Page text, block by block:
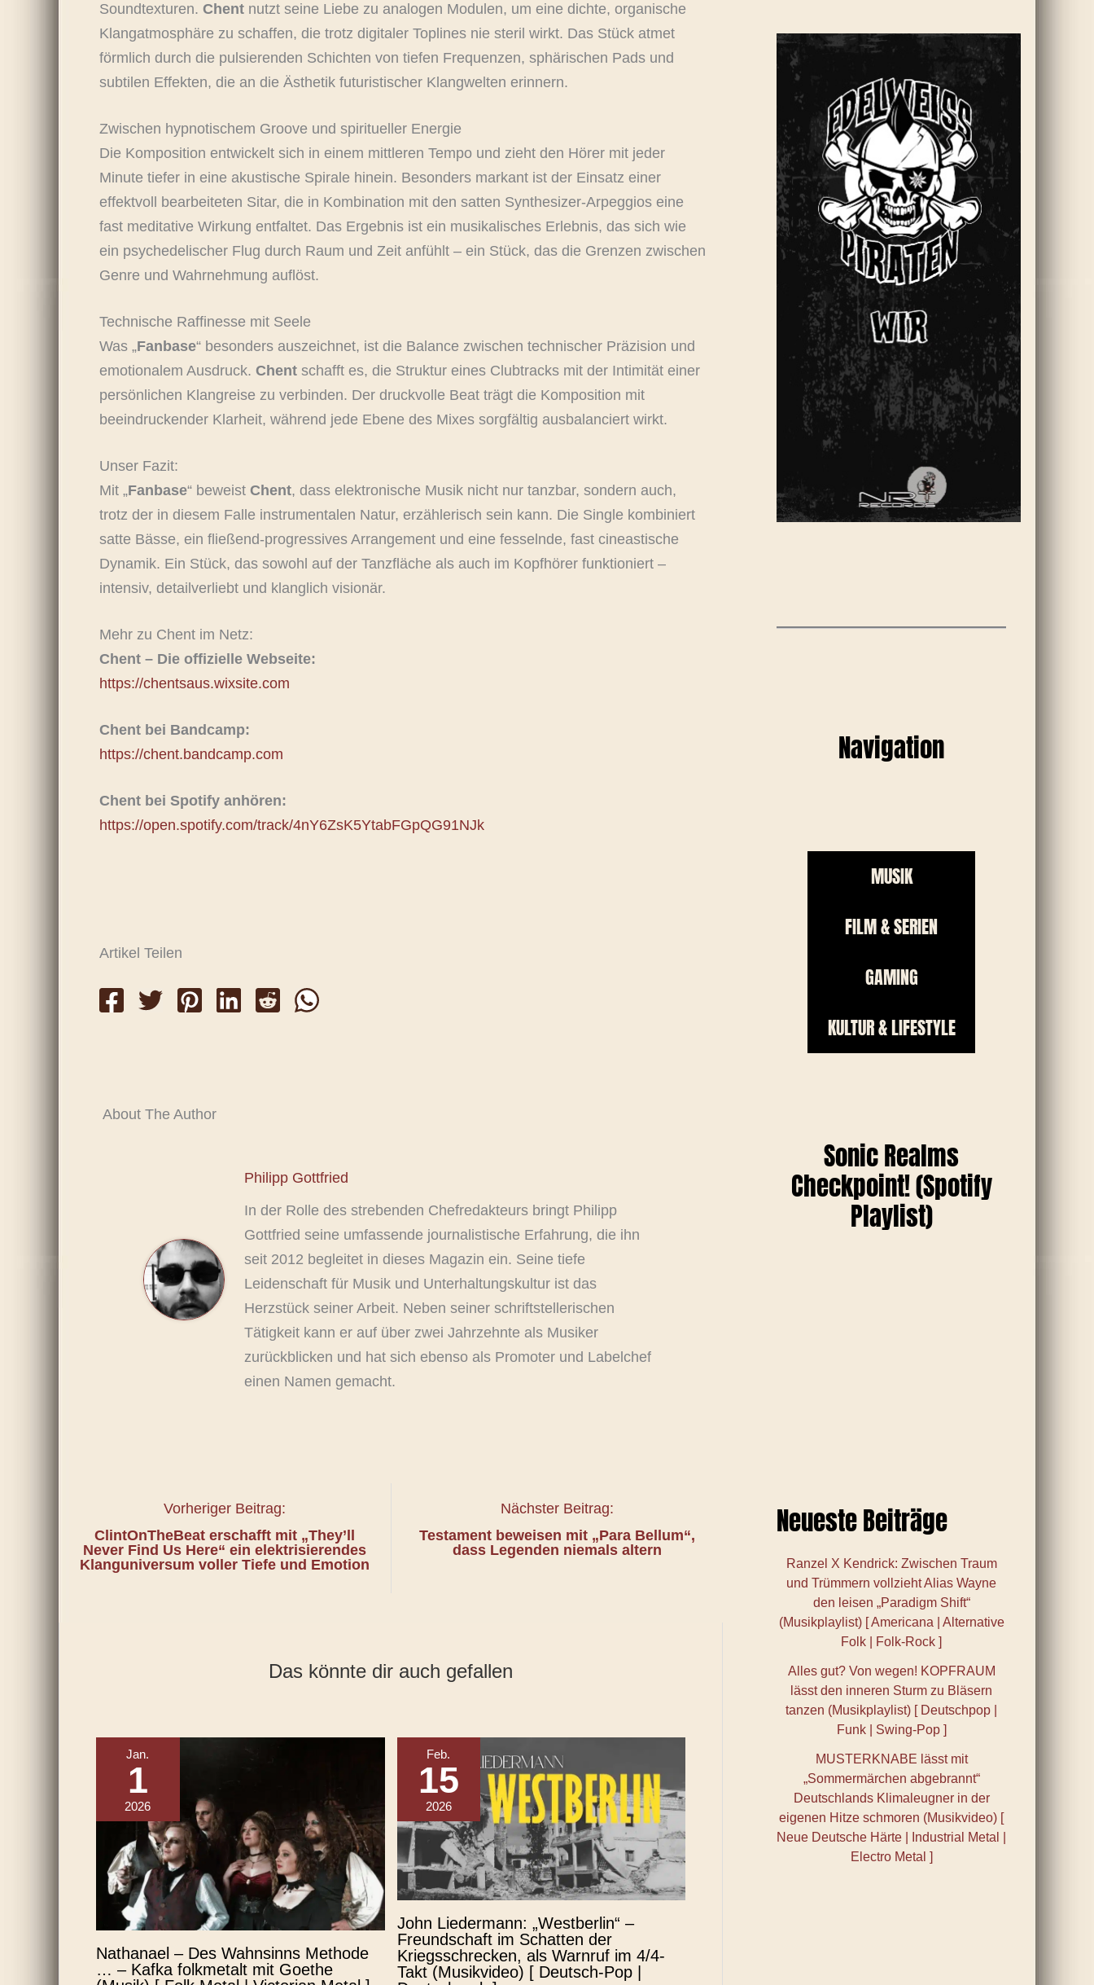
Soundtexturen. Chent nutzt seine Liebe zu analogen Modulen, um eine dichte, organische
Klangatmosphäre zu schaffen, die trotz digitaler Toplines nie steril wirkt. Das Stück atmet
förmlich durch die pulsierenden Schichten von tiefen Frequenzen, sphärischen Pads und
subtilen Effekten, die an die Ästhetik futuristischer Klangwelten erinnern.
Zwischen hypnotischem Groove und spiritueller Energie
Die Komposition entwickelt sich in einem mittleren Tempo und zieht den Hörer mit jeder
Minute tiefer in eine akustische Spirale hinein. Besonders markant ist der Einsatz einer
effektvoll bearbeiteten Sitar, die in Kombination mit den satten Synthesizer-Arpeggios eine
fast meditative Wirkung entfaltet. Das Ergebnis ist ein musikalisches Erlebnis, das sich wie
ein psychedelischer Flug durch Raum und Zeit anfühlt – ein Stück, das die Grenzen zwischen
Genre und Wahrnehmung auflöst.
Technische Raffinesse mit Seele
Was „Fanbase“ besonders auszeichnet, ist die Balance zwischen technischer Präzision und
emotionalem Ausdruck. Chent schafft es, die Struktur eines Clubtracks mit der Intimität einer
persönlichen Klangreise zu verbinden. Der druckvolle Beat trägt die Komposition mit
beeindruckender Klarheit, während jede Ebene des Mixes sorgfältig ausbalanciert wirkt.
Unser Fazit:
Mit „Fanbase“ beweist Chent, dass elektronische Musik nicht nur tanzbar, sondern auch,
trotz der in diesem Falle instrumentalen Natur, erzählerisch sein kann. Die Single kombiniert
satte Bässe, ein fließend-progressives Arrangement und eine fesselnde, fast cineastische
Dynamik. Ein Stück, das sowohl auf der Tanzfläche als auch im Kopfhörer funktioniert –
intensiv, detailverliebt und klanglich visionär.
Mehr zu Chent im Netz:
Chent – Die offizielle Webseite:
https://chentsaus.wixsite.com
Chent bei Bandcamp:
https://chent.bandcamp.com
Chent bei Spotify anhören:
https://open.spotify.com/track/4nY6ZsK5YtabFGpQG91NJk
Artikel Teilen
About The Author
Philipp Gottfried
In der Rolle des strebenden Chefredakteurs bringt Philipp
Gottfried seine umfassende journalistische Erfahrung, die ihn
seit 2012 begleitet in dieses Magazin ein. Seine tiefe
Leidenschaft für Musik und Unterhaltungskultur ist das
Herzstück seiner Arbeit. Neben seiner schriftstellerischen
Tätigkeit kann er auf über zwei Jahrzehnte als Musiker
zurückblicken und hat sich ebenso als Promoter und Labelchef
einen Namen gemacht.
Vorheriger Beitrag:
ClintOnTheBeat erschafft mit „They’ll
Never Find Us Here“ ein elektrisierendes
Klanguniversum voller Tiefe und Emotion
Nächster Beitrag:
Testament beweisen mit „Para Bellum“,
dass Legenden niemals altern
Das könnte dir auch gefallen
Jan.
1
2026
Nathanael – Des Wahnsinns Methode
… – Kafka folkmetalt mit Goethe
Feb.
15
2026
John Liedermann: „Westberlin“ –
Freundschaft im Schatten der
Kriegsschrecken, als Warnruf im 4/4-
Takt (Musikvideo) [ Deutsch-Pop |
Navigation
MUSIK
FILM & SERIEN
GAMING
KULTUR & LIFESTYLE
Sonic Realms
Checkpoint! (Spotify
Playlist)
Neueste Beiträge
Ranzel X Kendrick: Zwischen Traum
und Trümmern vollzieht Alias Wayne
den leisen „Paradigm Shift“
(Musikplaylist) [ Americana | Alternative
Folk | Folk-Rock ]
Alles gut? Von wegen! KOPFRAUM
lässt den inneren Sturm zu Bläsern
tanzen (Musikplaylist) [ Deutschpop |
Funk | Swing-Pop ]
MUSTERKNABE lässt mit
„Sommermärchen abgebrannt“
Deutschlands Klimaleugner in der
eigenen Hitze schmoren (Musikvideo) [
Neue Deutsche Härte | Industrial Metal |
Electro Metal ]